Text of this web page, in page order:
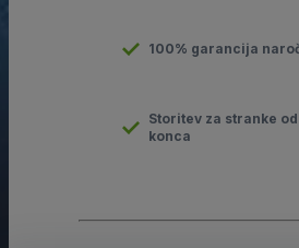
100% garancija
Storitev za stranke
konca